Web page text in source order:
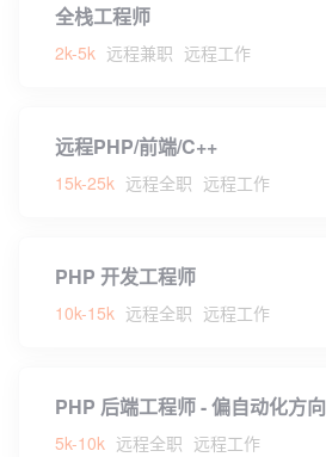
全栈工程师
2k-5k 远程兼职 远程工作
远程PHP/前端/C++
15k-25k 远程全职 远程工作
PHP 开发工程师
10k-15k 远程全职 远程工作
PHP 后端工程师 - 偏自动化方向
5k-10k 远程全职 远程工作